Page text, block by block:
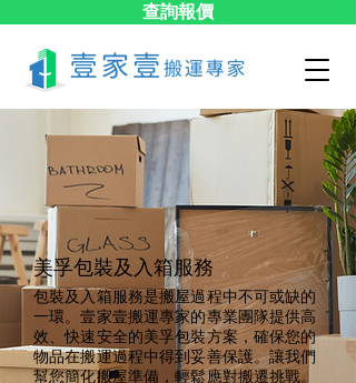
查詢報價
美孚包裝及入箱服務
包裝及入箱服務是搬屋過程中不可或缺的
一環。壹家壹搬運專家的專業團隊提供高
效、快速安全的美孚包裝方案，確保您的
物品在搬運過程中得到妥善保護。讓我們
幫您簡化搬屋準備，輕鬆應對搬遷挑戰。